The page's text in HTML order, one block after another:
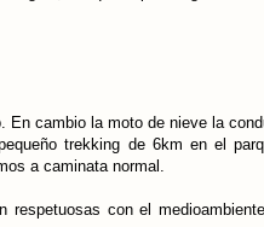
En cambio la moto de nieve la
trekking de 6km en el
a caminata normal.
respetuosas con el